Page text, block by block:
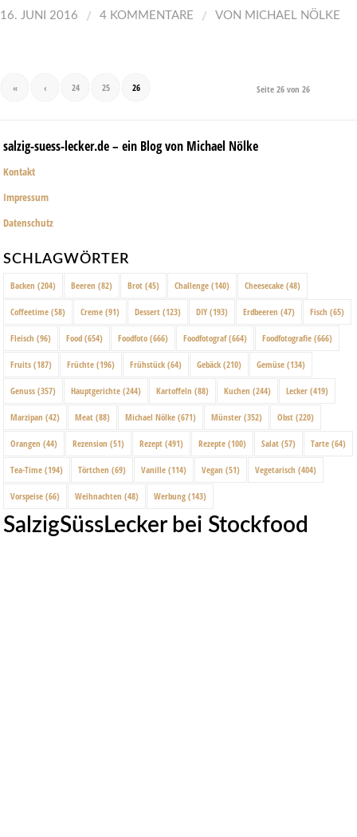
16. JUNI 2016 / 4 KOMMENTARE / VON MICHAEL NÖLKE
Seite 26 von 26
« ‹ 24 25 26
salzig-suess-lecker.de – ein Blog von Michael Nölke
Kontakt
Impressum
Datenschutz
SCHLAGWÖRTER
Backen (204) Beeren (82) Brot (45) Challenge (140) Cheesecake (48)
Coffeetime (58) Creme (91) Dessert (123) DIY (193) Erdbeeren (47) Fisch (65)
Fleisch (96) Food (654) Foodfoto (666) Foodfotograf(664) Foodfotografie (666)
Fruits (187) Früchte (196) Frühstück (64) Gebäck (210) Gemüse (134)
Genuss (357) Hauptgerichte (244) Kartoffeln (88) Kuchen (244) Lecker (419)
Marzipan (42) Meat (88) Michael Nölke (671) Münster (352) Obst (220)
Orangen (44) Rezension (51) Rezept (491) Rezepte (100) Salat (57) Tarte (64)
Tea-Time (194) Törtchen (69) Vanille (114) Vegan (51) Vegetarisch (404)
Vorspeise (66) Weihnachten (48) Werbung (143)
SalzigSüssLecker bei Stockfood